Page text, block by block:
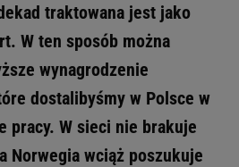
traktowana jest jako
W ten sposób można
wynagrodzenie
dostalibyśmy w Polsce w
pracy. W sieci nie brakuje
Norwegia wciąż poszukuje